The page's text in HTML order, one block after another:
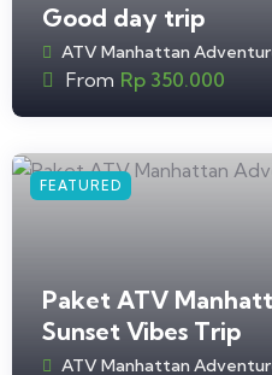
Good day trip
ATV Manhattan
From Rp 350.000
FEATURED
Paket ATV
Sunset Vibes Trip
ATV Manhattan